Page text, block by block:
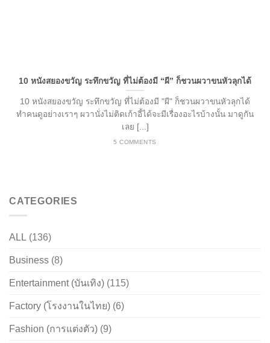
10 หนังสยองขวัญ ระทึกขวัญ ที่ไม่ต้องมี “ผี” ก็ชวนผวาขนหัวลุกได้
10 หนังสยองขวัญ ระทึกขวัญ ที่ไม่ต้องมี "ผี" ก็ชวนผวาขนหัวลุกได้
ทำคนดูอย่างเราๆ ผวานั่งไม่ติดเก้าอี้ได้จะมีเรื่องอะไรบ้างนั้น มาดูกัน
เลย [...]
5 COMMENTS
CATEGORIES
ALL (136)
Business (8)
Entertainment (บันเทิง) (115)
Factory (โรงงานในไทย) (6)
Fashion (การแต่งตัว) (9)